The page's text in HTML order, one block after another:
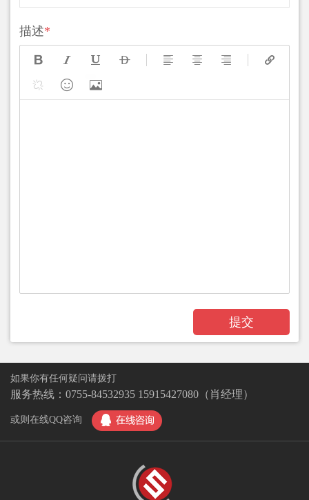
描述*
       
  
提交
如果你有任何疑问请拨打
服务热线： 0755-84532935 15915427080 （肖经理）
或则在线QQ咨询